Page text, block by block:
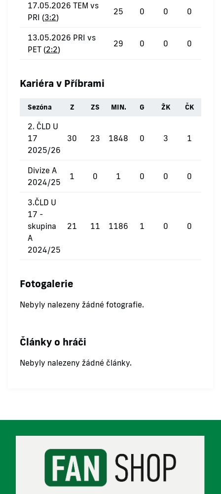
17.05.2026 TEM vs
PRI (3:2)
25 0 0 0
13.05.2026 PRI vs
PET (2:2)
29 0 0 0
Kariéra v Příbrami
Sezóna Z ZS MIN. G ŽK ČK
2. ČLD U
17
2025/26
30 23 1848 0 3 1
Divize A
2024/25
1 0 1 0 0 0
3.ČLD U
17 -
skupina
A
2024/25
21 11 1186 1 0 0
Fotogalerie
Nebyly nalezeny žádné fotografie.
Články o hráči
Nebyly nalezeny žádné články.